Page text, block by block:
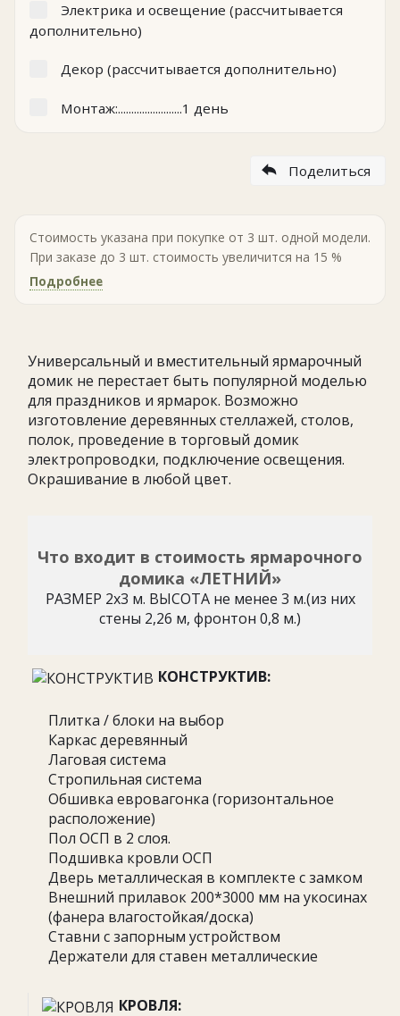
Электрика и освещение (рассчитывается
дополнительно)
Декор (рассчитывается дополнительно)
Монтаж:........................1 день
Поделиться
Стоимость указана при покупке от 3 шт. одной модели.
При заказе до 3 шт. стоимость увеличится на 15 %
Подробнее
Универсальный и вместительный ярмарочный
домик не перестает быть популярной моделью
для праздников и ярмарок. Возможно
изготовление деревянных стеллажей, столов,
полок, проведение в торговый домик
электропроводки, подключение освещения.
Окрашивание в любой цвет.
Что входит в стоимость ярмарочного
домика «ЛЕТНИЙ»
РАЗМЕР 2х3 м. ВЫСОТА не менее 3 м.(из них
стены 2,26 м, фронтон 0,8 м.)
КОНСТРУКТИВ:
Плитка / блоки на выбор
Каркас деревянный
Лаговая система
Стропильная система
Обшивка евровагонка (горизонтальное
расположение)
Пол ОСП в 2 слоя.
Подшивка кровли ОСП
Дверь металлическая в комплекте с замком
Внешний прилавок 200*3000 мм на укосинах
(фанера влагостойкая/доска)
Ставни с запорным устройством
Держатели для ставен металлические
КРОВЛЯ: